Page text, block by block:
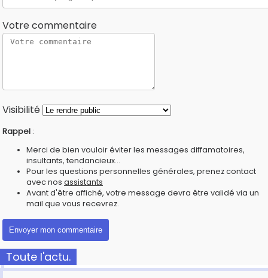
Votre commentaire
Visibilité
Rappel :
Merci de bien vouloir éviter les messages diffamatoires,
insultants, tendancieux...
Pour les questions personnelles générales, prenez contact
avec nos assistants
Avant d'être affiché, votre message devra être validé via un
mail que vous recevrez.
Toute l'actu.